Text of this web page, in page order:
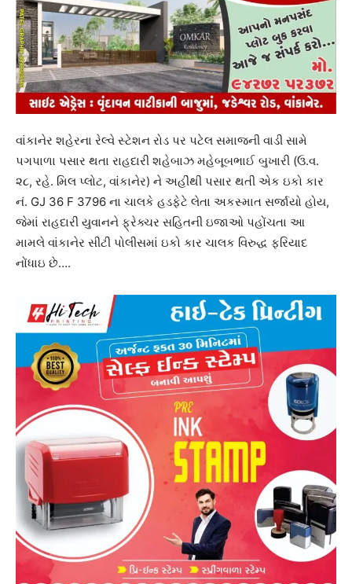
વાંકાનેર શહેરના રેલ્વે સ્ટેશન રોડ પર પટેલ સમાજની વાડી સામે
પગપાળા પસાર થતા રાહદારી શહેબાઝ મહેબૂબભાઈ બુખારી (ઉ.વ.
૨૮, રહે. મિલ પ્લોટ, વાંકાનેર) ને અહીંથી પસાર થતી એક ઇકો કાર
નં. GJ 36 F 3796 ના ચાલકે હડફેટે લેતા અકસ્માત સર્જાયો હોય,
જેમાં રાહદારી યુવાનને ફ્રેક્ચર સહિતની ઇજાઓ પહોંચતા આ
મામલે વાંકાનેર સીટી પોલીસમાં ઇકો કાર ચાલક વિરુદ્ધ ફરિયાદ
નોંધાઇ છે….